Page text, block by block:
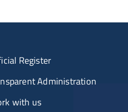
Register
Administration
with us